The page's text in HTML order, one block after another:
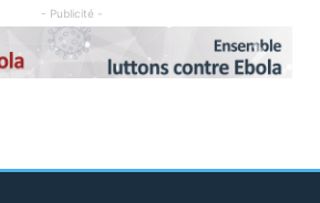
- Publicité -
Next